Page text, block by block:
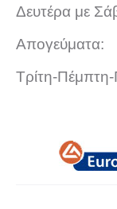
Δευτέρα με
Απογεύματα:
Τρίτη-